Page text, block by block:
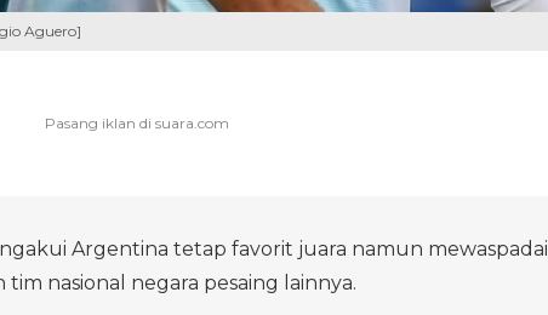
Aguero]
Argentina tetap favorit juara namun mewaspadai
tim nasional negara pesaing lainnya.